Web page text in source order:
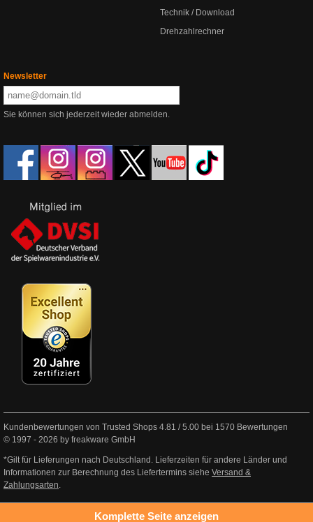
Technik / Download
Drehzahlrechner
Newsletter
Sie können sich jederzeit wieder abmelden.
Kundenbewertungen von Trusted Shops 4.81 /5.00 bei 1570 Bewertungen
© 1997 - 2026 by freakware GmbH
*Gilt für Lieferungen nach Deutschland. Lieferzeiten für andere Länder und
Informationen zur Berechnung des Liefertermins siehe Versand &
Zahlungsarten
Komplette Seite anzeigen